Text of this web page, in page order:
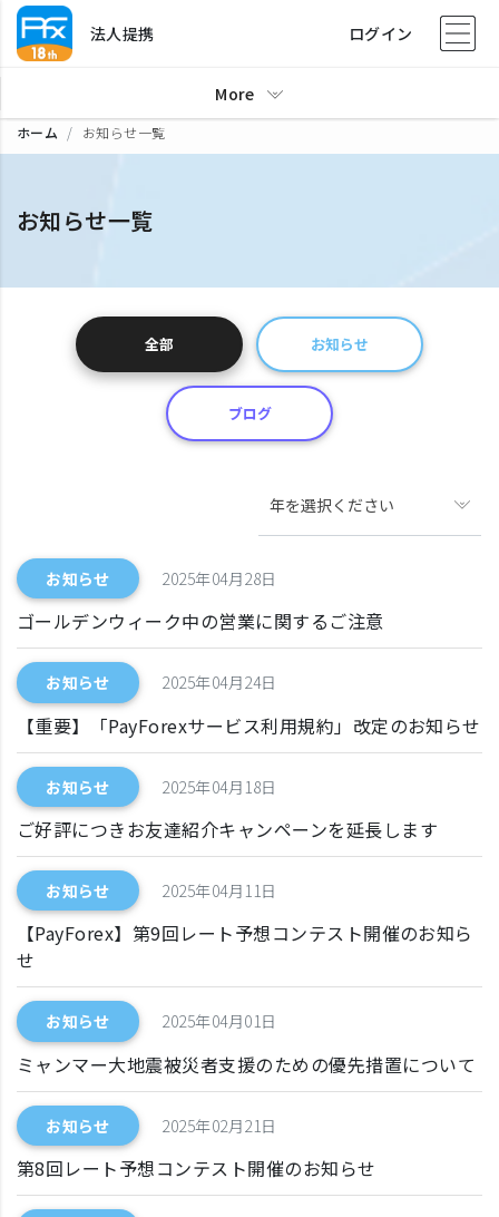
法人提携 ログイン
More
ホーム お知らせ一覧
お知らせ一覧
全部 お知らせ
ブログ
年を選択ください
お知らせ 2025年04月28日
ゴールデンウィーク中の営業に関するご注意
お知らせ 2025年04月24日
【重要】「PayForexサービス利用規約」改定のお知らせ
お知らせ 2025年04月18日
ご好評につきお友達紹介キャンペーンを延長します
お知らせ 2025年04月11日
【PayForex】第9回レート予想コンテスト開催のお知ら
せ
お知らせ 2025年04月01日
ミャンマー大地震被災者支援のための優先措置について
お知らせ 2025年02月21日
第8回レート予想コンテスト開催のお知らせ